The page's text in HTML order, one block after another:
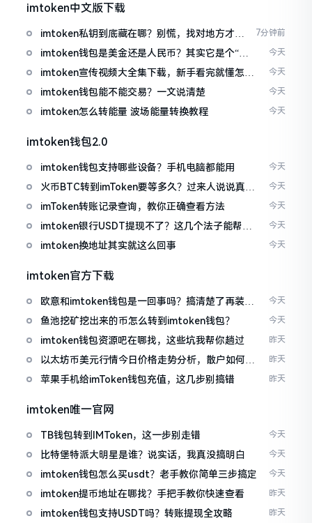
imtoken中文版下载
imtoken私钥到底藏在哪？别慌，找对地方才安
心
7分钟前
imtoken钱包是美金还是人民币？其实它是个“多
面手”
今天
imtoken宣传视频大全集下载，新手看完就懂怎么
用
今天
imtoken钱包能不能交易？一文说清楚 今天
imtoken怎么转能量 波场能量转换教程 今天
imtoken钱包2.0
imtoken钱包支持哪些设备？手机电脑都能用 今天
火币BTC转到imToken要等多久？过来人说说真实
情况
今天
imToken转账记录查询，教你正确查看方法 今天
imtoken银行USDT提现不了？这几个法子能帮你
搞定
今天
imtoken换地址其实就这么回事 今天
imtoken官方下载
欧意和imtoken钱包是一回事吗？搞清楚了再装钱
包
今天
鱼池挖矿挖出来的币怎么转到imtoken钱包？ 今天
imtoken钱包资源吧在哪找，这些坑我帮你趟过 昨天
以太坊币美元行情今日价格走势分析，散户如何避
免追涨杀跌被套牢
昨天
苹果手机给imToken钱包充值，这几步别搞错 昨天
imtoken唯一官网
TB钱包转到IMToken，这一步别走错 今天
比特堡特派大明星是谁？说实话，我真没搞明白 今天
imtoken钱包怎么买usdt？老手教你简单三步搞定 今天
imtoken提币地址在哪找？手把手教你快速查看 昨天
imtoken钱包支持USDT吗？转账提现全攻略 昨天